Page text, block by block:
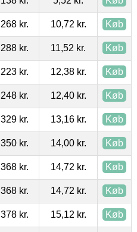
268 kr. 10,72 kr. Køb
288 kr. 11,52 kr. Køb
223 kr. 12,38 kr. Køb
248 kr. 12,40 kr. Køb
329 kr. 13,16 kr. Køb
350 kr. 14,00 kr. Køb
368 kr. 14,72 kr. Køb
368 kr. 14,72 kr. Køb
378 kr. 15,12 kr. Køb